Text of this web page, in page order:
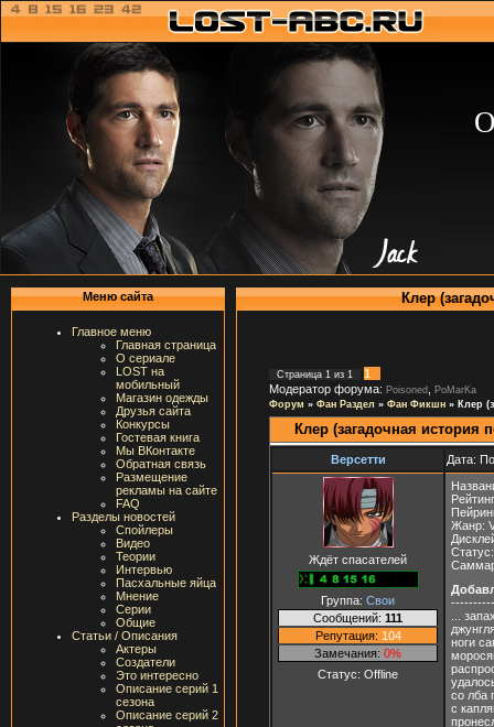
Меню сайта
Главное меню
Главная страница
О сериале
LOST на
мобильный
Магазин одежды
Друзья сайта
Конкурсы
Гостевая книга
Мы ВКонтакте
Обратная связь
Размещение
рекламы на сайте
FAQ
Разделы новостей
Спойлеры
Видео
Теории
Интервью
Пасхальные яйца
Мнение
Серии
Общие
Статьи / Описания
Актеры
Создатели
Это интересно
Описание серий 1
сезона
Описание серий 2
Клер
Страница 1 из 1
1
Модератор форума: Poisoned
PoMarKa
Форум » Фан Раздел » Фан Фикшн » Клер
Клер (загадочная
Версетти Дата:
Ждёт спасателей
Группа: Свои
Сообщений: 111
Репутация: 104
Замечания: 0%
Статус: Offline
Жанр:
...
ноги
со лба
с